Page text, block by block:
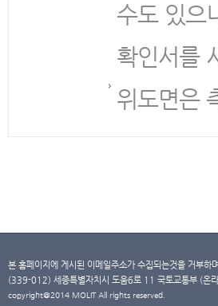
수도 있으
확인서를
위도면은
본 홈페이지에 게시된 이메일주소가 수집되는것을 거부
(339-012) 세종특별자치시 도움6로 11 국토교통부 (
copyright@2014 MOLIT All rights reserved.